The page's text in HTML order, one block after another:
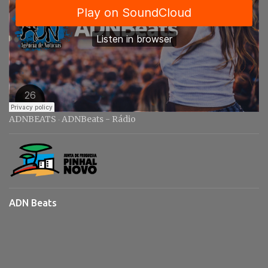
ADNBEATS · ADNBeats - Rádio
ADN Beats